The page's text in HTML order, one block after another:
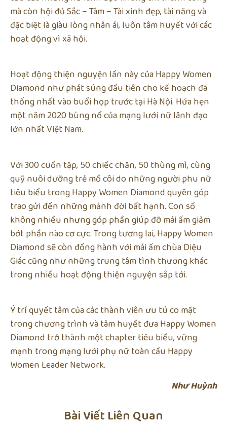
mà còn hội đủ Sắc – Tâm – Tài xinh đẹp, tài năng và
đặc biệt là giàu lòng nhân ái, luôn tâm huyết với các
hoạt động vì xã hội.
Hoạt động thiện nguyện lần này của Happy Women
Diamond như phát súng đầu tiên cho kế hoạch đã
thống nhất vào buổi họp trước tại Hà Nội. Hứa hẹn
một năm 2020 bùng nổ của mạng lưới nữ lãnh đạo
lớn nhất Việt Nam.
Với 300 cuốn tập, 50 chiếc chăn, 50 thùng mì, cùng
quỹ nuôi dưỡng trẻ mồ côi do những người phu nữ
tiêu biểu trong Happy Women Diamond quyên góp
trao gửi đến những mảnh đời bất hạnh. Con số
không nhiều nhưng góp phần giúp đỡ mái ấm giảm
bớt phần nào cơ cực. Trong tương lai, Happy Women
Diamond sẽ còn đồng hành với mái ấm chùa Diệu
Giác cũng như những trung tâm tình thương khác
trong nhiều hoạt động thiện nguyện sắp tới.
Ý trí quyết tâm của các thành viên ưu tú co mặt
trong chương trình và tâm huyết đưa Happy Women
Diamond trở thành một chapter tiêu biểu, vững
mạnh trong mạng lưới phụ nữ toàn cầu Happy
Women Leader Network.
Như Huỳnh
Bài Viết Liên Quan